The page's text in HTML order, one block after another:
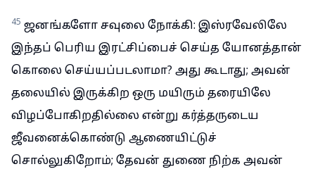
45 ஜனங்களோ சவுலை நோக்கி: இஸ்ரவேலிலே
இந்தப் பெரிய இரட்சிப்பைச் செய்த யோனத்தான்
கொலை செய்யப்படலாமா? அது கூடாது; அவன்
தலையில் இருக்கிற ஒரு மயிரும் தரையிலே
விழப்போகிறதில்லை என்று கர்த்தருடைய
ஜீவனைக்கொண்டு ஆணையிட்டுச்
சொல்லுகிறோம்; தேவன் துணை நிற்க அவன்